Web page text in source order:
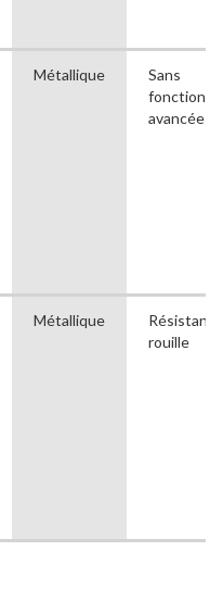
Métallique
Sans
avancées
Métallique
Résistant
rouille